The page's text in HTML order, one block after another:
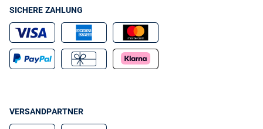
SICHERE ZAHLUNG
VERSANDPARTNER